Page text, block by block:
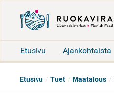
Etusivu Ajankohtaista
Etusivu Tuet Maatalous